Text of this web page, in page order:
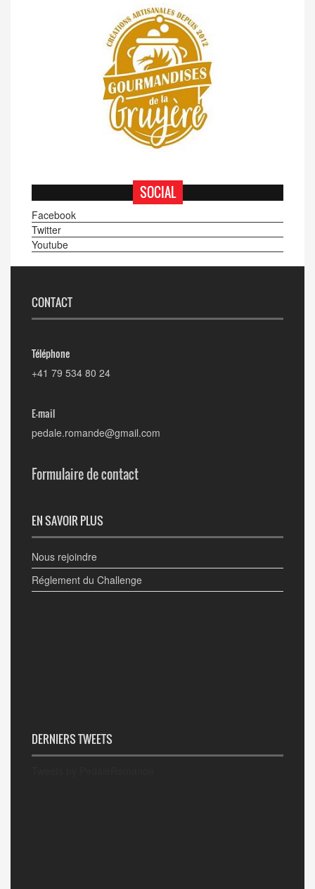
SOCIAL
Facebook
Twitter
Youtube
CONTACT
Téléphone
+41 79 534 80 24
E-mail
pedale.romande@gmail.com
Formulaire de contact
EN SAVOIR PLUS
Nous rejoindre
Réglement du Challenge
DERNIERS TWEETS